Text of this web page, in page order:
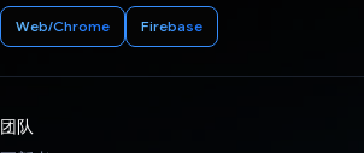
Web/Chrome Firebase
团队